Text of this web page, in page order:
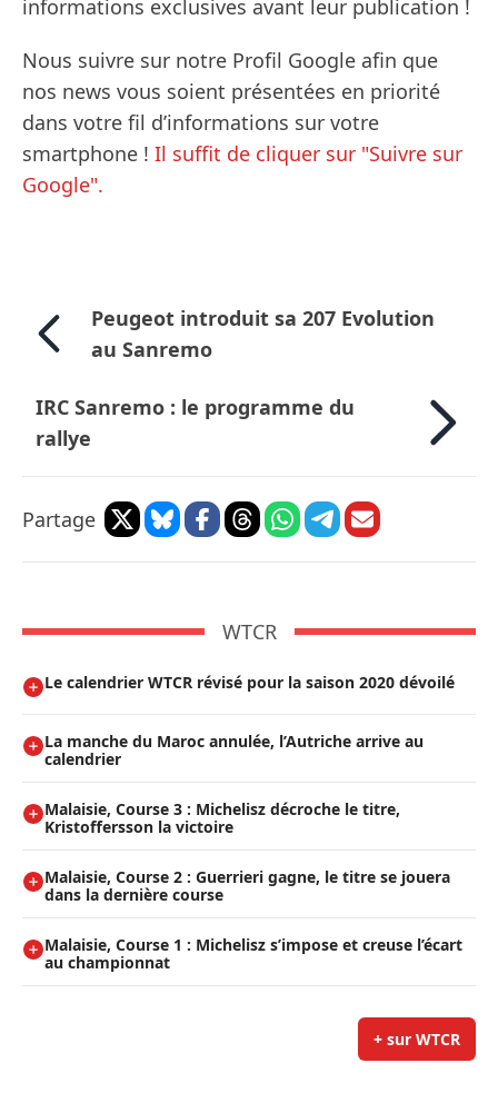
informations exclusives avant leur publication !
Nous suivre sur notre Profil Google afin que
nos news vous soient présentées en priorité
dans votre fil d’informations sur votre
smartphone ! Il suffit de cliquer sur "Suivre sur
Google".
Peugeot introduit sa 207 Evolution
au Sanremo
IRC Sanremo : le programme du
rallye
Partage
WTCR
Le calendrier WTCR révisé pour la saison 2020 dévoilé
La manche du Maroc annulée, l’Autriche arrive au
calendrier
Malaisie, Course 3 : Michelisz décroche le titre,
Kristoffersson la victoire
Malaisie, Course 2 : Guerrieri gagne, le titre se jouera
dans la dernière course
Malaisie, Course 1 : Michelisz s’impose et creuse l’écart
au championnat
+ sur WTCR